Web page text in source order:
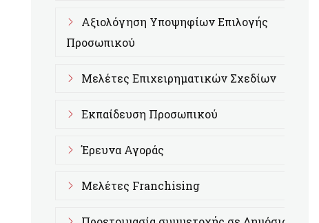
Αξιολόγηση Υποψηφίων Επιλογής
Προσωπικού
Μελέτες Επιχειρηματικών Σχεδίων
Εκπαίδευση Προσωπικού
Έρευνα Αγοράς
Μελέτες Franchising